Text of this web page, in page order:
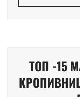
ТОП -15